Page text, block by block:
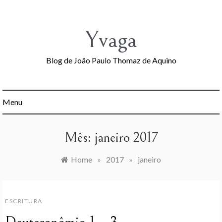
Yvaga
Blog de João Paulo Thomaz de Aquino
Menu
Mês: janeiro 2017
Home » 2017 » janeiro
ESCRITURA